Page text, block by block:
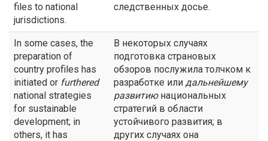
files to national
jurisdictions.
следственных досье.
In some cases, the
preparation of
country profiles has
initiated or furthered
national strategies
for sustainable
development; in
others, it has
В некоторых случаях
подготовка страновых
обзоров послужила толчком к
разработке или дальнейшему
развитиюнациональных
стратегий в области
устойчивого развития; в
других случаях она